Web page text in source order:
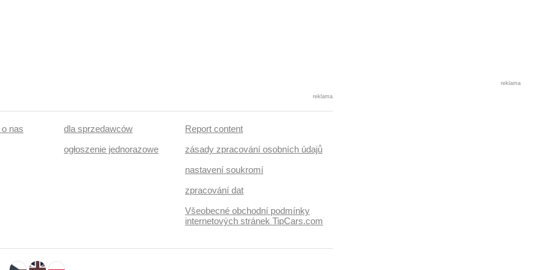
reklama
reklama
nas
dla sprzedawców
ogłoszenie jednorazowe
Report content
zásady zpracování osobních údajů
nastavení soukromí
zpracování dat
Všeobecné obchodní podmínky
internetových stránek TipCars.com